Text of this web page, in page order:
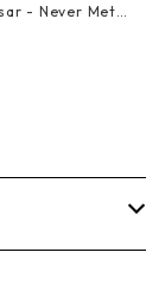
- Never Met A
50067】